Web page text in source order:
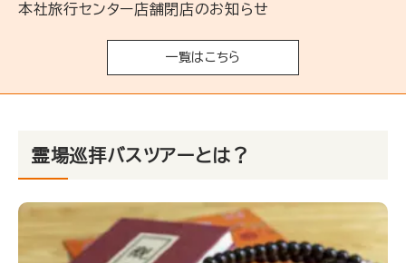
本社旅行センター店舗閉店のお知らせ
一覧はこちら
霊場巡拝バスツアーとは？